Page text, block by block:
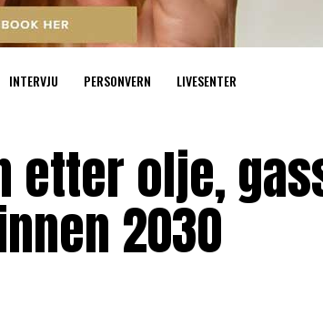
INTERVJU PERSONVERN LIVESENTER
etter olje,
2030